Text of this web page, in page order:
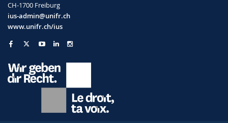
CH-1700 Freiburg
ius-admin@unifr.ch
www.unifr.ch/ius